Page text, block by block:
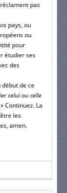
pas
pays, ou
ou
pour
étudier ses
des
de ce
celui ou celle
» Continuez. La
les
amen.